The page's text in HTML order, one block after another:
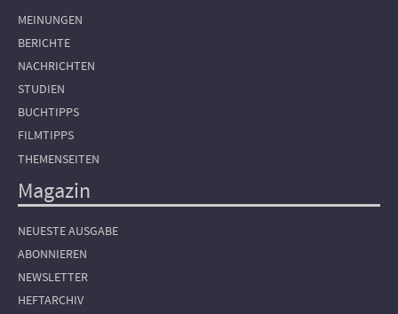
MEINUNGEN
BERICHTE
NACHRICHTEN
STUDIEN
BUCHTIPPS
FILMTIPPS
THEMENSEITEN
Magazin
NEUESTE AUSGABE
ABONNIEREN
NEWSLETTER
HEFTARCHIV